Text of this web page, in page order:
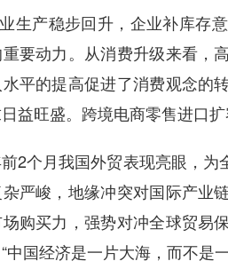
生产稳步回升，企业补库存
要动力。从消费升级来看，
平的提高促进了消费观念的
益旺盛。跨境电商零售进口
2个月我国外贸表现亮眼，
严峻，地缘冲突对国际产业
购买力，强势对冲全球贸易
中国经济是一片大海，而不是